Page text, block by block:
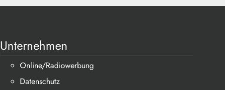
Unternehmen
Online/Radiowerbung
Datenschutz